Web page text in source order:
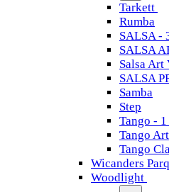
Tarkett
Rumba
SALSA -
SALSA
Salsa Art
SALSA
Samba
Step
Tango -
Tango
Tango
Wicanders
Woodlight